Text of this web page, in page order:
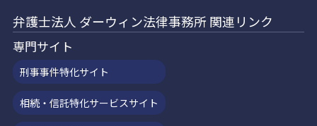
弁護士法人 ダーウィン法律事務所 関連リンク
専門サイト
刑事事件特化サイト
相続・信託特化サービスサイト